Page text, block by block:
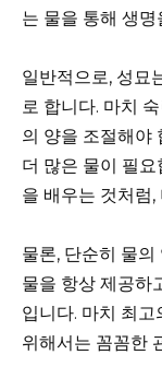
는 물을 통해 생
일반적으로, 성
로 합니다. 마치
의 양을 조절해야
더 많은 물이 필
을 배우는 것처럼
물론, 단순히 물
물을 항상 제공하
입니다. 마치 최
위해서는 꼼꼼한